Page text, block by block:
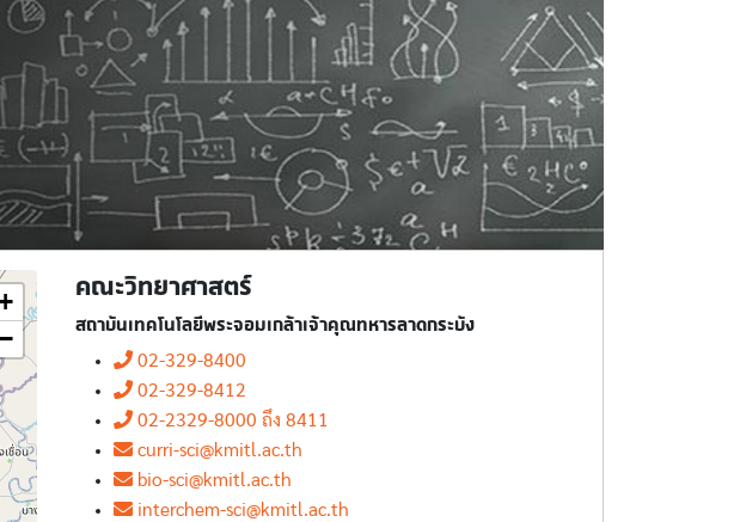
คณะวิทยาศาสตร์
สถาบันเทคโนโลยีพระจอมเกล้าเจ้าคุณทหารลาดกระบัง
02-329-8400
02-329-8412
02-2329-8000 ถึง 8411
curri-sci@kmitl.ac.th
bio-sci@kmitl.ac.th
interchem-sci@kmitl.ac.th